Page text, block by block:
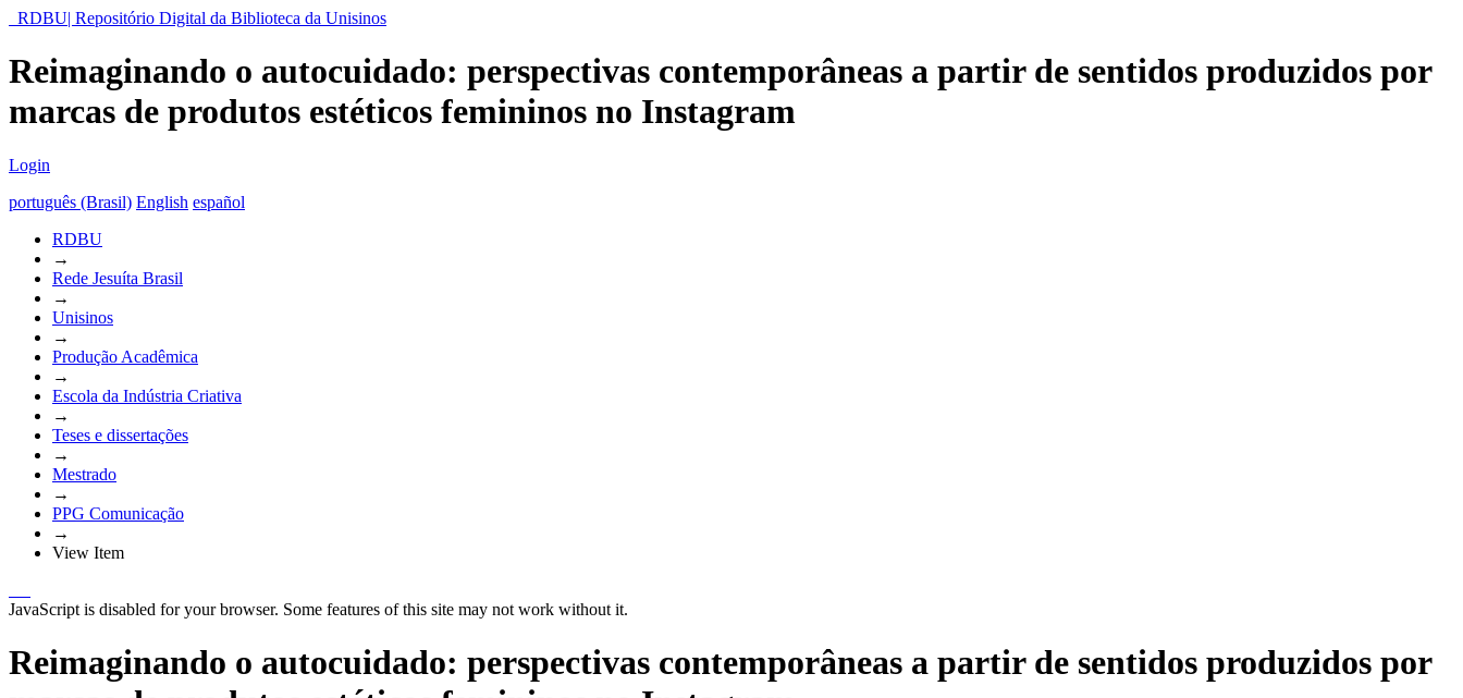
RDBU| Repositório Digital da Biblioteca da Unisinos
Reimaginando o autocuidado: perspectivas contemporâneas a partir de sentidos produzidos por
marcas de produtos estéticos femininos no Instagram
Login
português (Brasil) English español
RDBU
→
Rede Jesuíta Brasil
→
Unisinos
→
Produção Acadêmica
→
Escola da Indústria Criativa
→
Teses e dissertações
→
Mestrado
→
PPG Comunicação
→
View Item
JavaScript is disabled for your browser. Some features of this site may not work without it.
Reimaginando o autocuidado: perspectivas contemporâneas a partir de sentidos produzidos por